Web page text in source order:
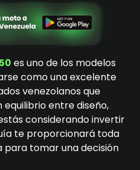
es uno de los modelos
como una excelente
venezolanos que
entre diseño,
considerando invertir
te proporcionará toda
para tomar una decisión